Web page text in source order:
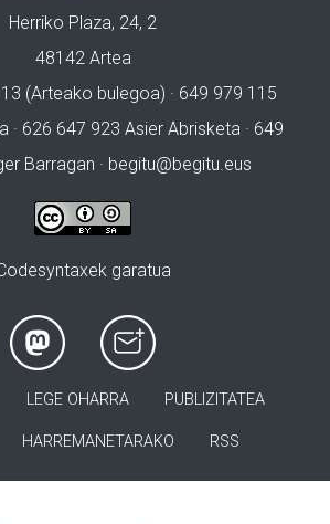
Herriko Plaza, 24, 2
48142 Artea
(Arteako bulegoa) · 649 979 115
· 626 647 923 Asier Abrisketa · 649
Barragan · begitu@begitu.eus
garatua
LEGE OHARRA PUBLIZITATEA
HARREMANETARAKO RSS